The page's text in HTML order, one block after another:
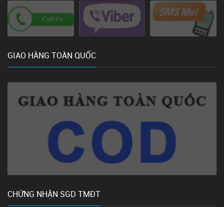
GIAO HÀNG TOÀN QUỐC
CHỨNG NHẬN SGD TMĐT